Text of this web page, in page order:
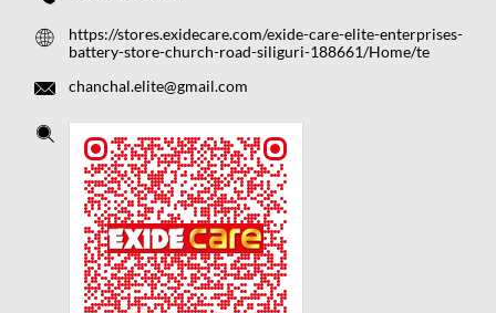
https://stores.exidecare.com/exide-care-elite-enterprises-
battery-store-church-road-siliguri-188661/Home/te
chanchal.elite@gmail.com